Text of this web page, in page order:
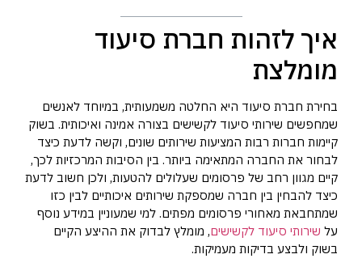
איך לזהות חברת סיעוד
מומלצת
בחירת חברת סיעוד היא החלטה משמעותית, במיוחד לאנשים
שמחפשים שירותי סיעוד לקשישים בצורה אמינה ואיכותית. בשוק
קיימות חברות רבות המציעות שירותים שונים, וקשה לדעת כיצד
לבחור את החברה המתאימה ביותר. בין הסיבות המרכזיות לכך,
קיים מגוון רחב של פרסומים שעלולים להטעות, ולכן חשוב לדעת
כיצד להבחין בין חברה שמספקת שירותים איכותיים לבין כזו
שמתחבאת מאחורי פרסומים מפתים. למי שמעוניין במידע נוסף
על שירותי סיעוד לקשישים, מומלץ לבדוק את ההיצע הקיים
בשוק ולבצע בדיקות מעמיקות.